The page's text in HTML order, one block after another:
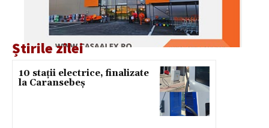
Știrile zilei
10 stații electrice, finalizate
la Caransebeș